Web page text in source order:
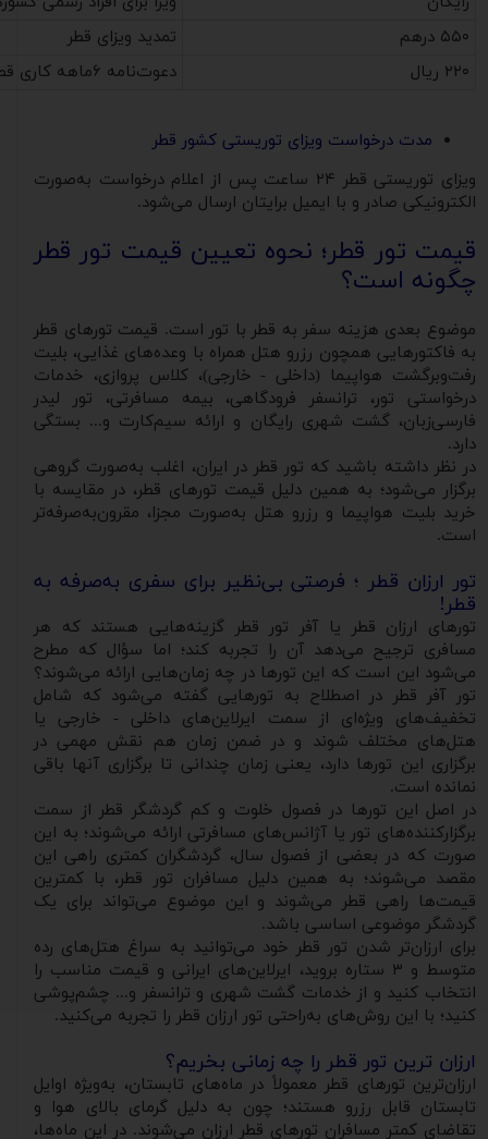
۵۵۰ درهم
تمدید ویزای قطر
۲۲۰ ریال
دعوت‌نامه ۶ماهه کاری قطر
مدت درخواست ویزای توریستی کشور قطر
ویزای توریستی قطر ۲۴ ساعت پس از اعلام درخواست به‌صورت
الکترونیکی صادر و با ایمیل برایتان ارسال می‌شود.
قیمت تور قطر؛ نحوه تعیین قیمت تور قطر
چگونه است؟
موضوع بعدی هزینه سفر به قطر با تور است. قیمت تورهای قطر
به فاکتورهایی همچون رزرو هتل همراه با وعده‌های غذایی، بلیت
رفت‌و‌برگشت هواپیما (داخلی - خارجی)، کلاس پروازی، خدمات
درخواستی تور، ترانسفر فرودگاهی، بیمه مسافرتی، تور لیدر
فارسی‌زبان، گشت شهری رایگان و ارائه سیم‌کارت و... بستگی
دارد.
در نظر داشته باشید که تور قطر در ایران، اغلب به‌صورت گروهی
برگزار می‌شود؛ به همین دلیل قیمت تورهای قطر، در مقایسه با
خرید بلیت هواپیما و رزرو هتل به‌صورت مجزا، مقرون‌به‌صرفه‌تر
است.
تور ارزان قطر ؛ فرصتی بی‌نظیر برای سفری به‌صرفه به
قطر!
تورهای ارزان قطر یا آفر تور قطر گزینه‌هایی هستند که هر
مسافری ترجیح می‌دهد آن را تجربه‌ کند؛ اما سؤال که مطرح
می‌شود این است که این تورها در چه زمان‌هایی ارائه می‌شوند؟
تور آفر قطر در اصطلاح به تورهایی گفته می‌شود که شامل
تخفیف‌های ویژه‌ای از سمت ایرلاین‌های داخلی - خارجی یا
هتل‌های مختلف شوند و در ضمن زمان هم نقش مهمی در
برگزاری این تورها دارد، یعنی زمان چندانی تا برگزاری آنها باقی
نمانده است.
در اصل این تورها در فصول خلوت و کم گردشگر قطر از سمت
برگزار‌کننده‌های تور یا آژانس‌های مسافرتی ارائه می‌شوند؛ به این
صورت که در بعضی از فصول سال، گردشگران کمتری راهی این
مقصد می‌شوند؛ به همین دلیل مسافران تور قطر، با کمترین
قیمت‌ها راهی قطر می‌شوند و این موضوع می‌تواند برای یک
گردشگر موضوعی اساسی باشد.
برای ارزان‌تر شدن تور قطر خود می‌توانید به سراغ هتل‌های رده
متوسط و ۳ ستاره بروید، ایرلاین‌های ایرانی و قیمت مناسب را
انتخاب کنید و از خدمات گشت شهری و ترانسفر و... چشم‌پوشی
کنید؛ با این روش‌های به‌راحتی تور ارزان قطر را تجربه می‌کنید.
ارزان ‌ترین تور قطر را چه زمانی بخریم؟
ارزان‌ترین تورهای قطر معمولاً در ماه‌های تابستان، به‌ویژه اوایل
تابستان قابل رزرو هستند؛ چون به دلیل گرمای بالای هوا و
تقاضای کمتر مسافران تورهای قطر ارزان می‌شوند. در این ماه‌ها،